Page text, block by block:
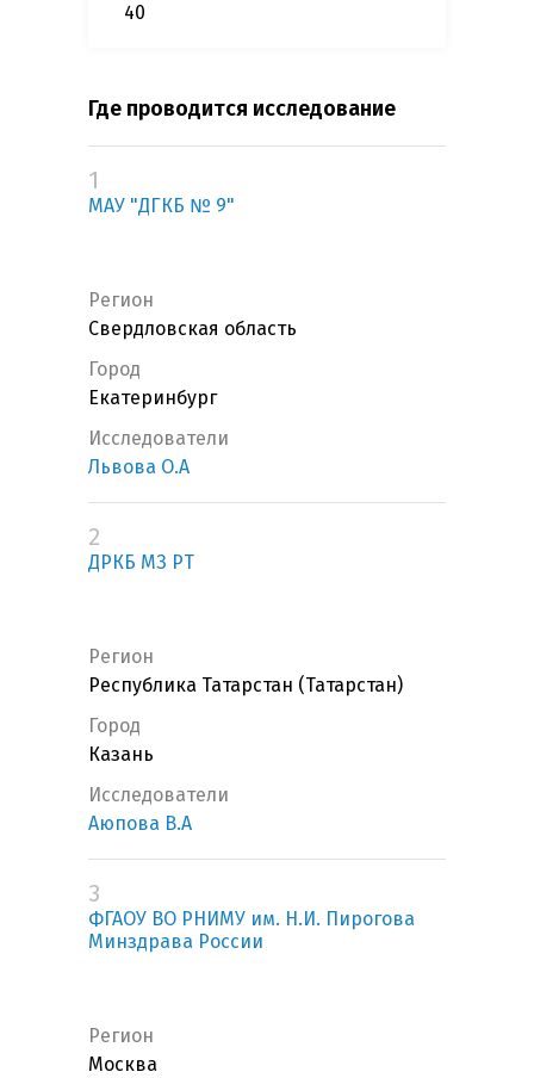
40
Где проводится исследование
1
МАУ "ДГКБ № 9"
Регион
Свердловская область
Город
Екатеринбург
Исследователи
Львова О.А
2
ДРКБ МЗ РТ
Регион
Республика Татарстан (Татарстан)
Город
Казань
Исследователи
Аюпова В.А
3
ФГАОУ ВО РНИМУ им. Н.И. Пирогова
Минздрава России
Регион
Москва